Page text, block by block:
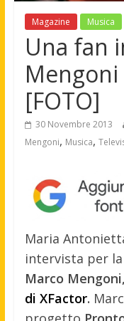
Magazine Musica
Una fan
Mengoni
[FOTO]
30 Novembre 2013
Mengoni, Musica,
Maria
intervista per
Marco Mengoni,
di XFactor.